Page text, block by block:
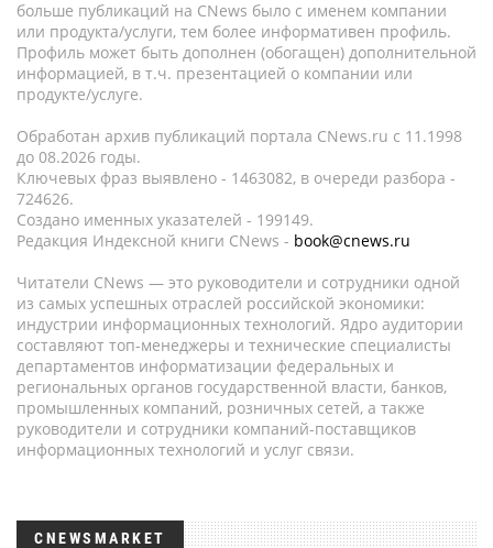
больше публикаций на CNews было с именем компании
или продукта/услуги, тем более информативен профиль.
Профиль может быть дополнен (обогащен) дополнительной
информацией, в т.ч. презентацией о компании или
продукте/услуге.
Обработан архив публикаций портала CNews.ru c 11.1998
до 08.2026 годы.
Ключевых фраз выявлено - 1463082, в очереди разбора -
724626.
Создано именных указателей - 199149.
Редакция Индексной книги CNews - book@cnews.ru
Читатели CNews — это руководители и сотрудники одной
из самых успешных отраслей российской экономики:
индустрии информационных технологий. Ядро аудитории
составляют топ-менеджеры и технические специалисты
департаментов информатизации федеральных и
региональных органов государственной власти, банков,
промышленных компаний, розничных сетей, а также
руководители и сотрудники компаний-поставщиков
информационных технологий и услуг связи.
CNEWSMARKET